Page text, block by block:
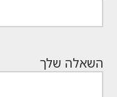
השאלה שלך